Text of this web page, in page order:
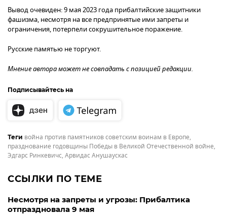
Вывод очевиден: 9 мая 2023 года прибалтийские защитники
фашизма, несмотря на все предпринятые ими запреты и
ограничения, потерпели сокрушительное поражение.
Русские памятью не торгуют.
Мнение автора может не совпадать с позицией редакции.
Подписывайтесь на
Теги война против памятников советским воинам в Европе,
празднование годовщины Победы в Великой Отечественной войне,
Эдгарс Ринкевичс, Арвидас Анушаускас
ССЫЛКИ ПО ТЕМЕ
Несмотря на запреты и угрозы: Прибалтика
отпраздновала 9 мая